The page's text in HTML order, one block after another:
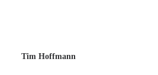
Tim Hoffmann